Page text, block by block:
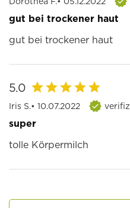
gut bei trockener haut
gut bei trockener haut
5.0
Iris S.• 10.07.2022
super
tolle Körpermilch